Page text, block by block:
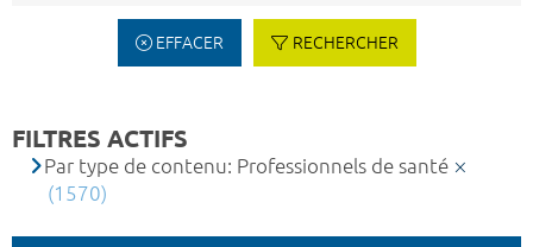
EFFACER RECHERCHER
FILTRES ACTIFS
Par type de contenu: Professionnels de santé
(1570)